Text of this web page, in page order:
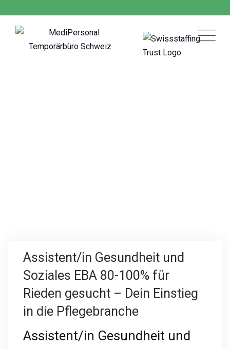
content
Assistent/in Gesundheit und
Soziales EBA 80-100% für
Rieden gesucht – Dein Einstieg
in die Pflegebranche
Assistent/in Gesundheit und